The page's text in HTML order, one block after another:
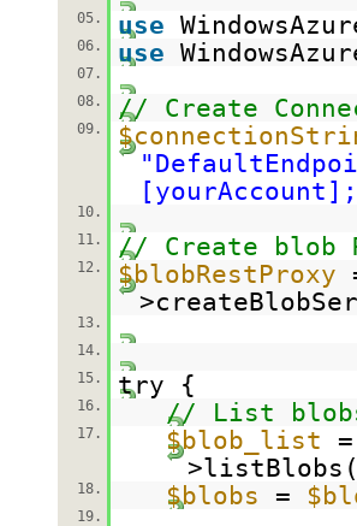
05.
use
06. use
07.
08.
// Create
09.
10.
11.
// Create blob
12. $blobRestProxy
13.
14.
15.
try {
16. // List
17. $blob_list
18. $blobs =
19.